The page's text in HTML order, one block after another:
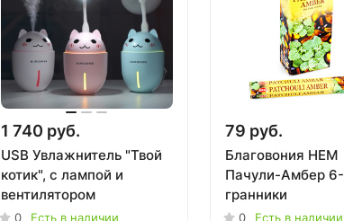
1 740 руб.
USB Увлажнитель "Твой
котик", с лампой и
вентилятором
0
Есть в наличии
79 руб.
Благовония HEM
Пачули-Амбер 6-
гранники
0
Есть в наличии